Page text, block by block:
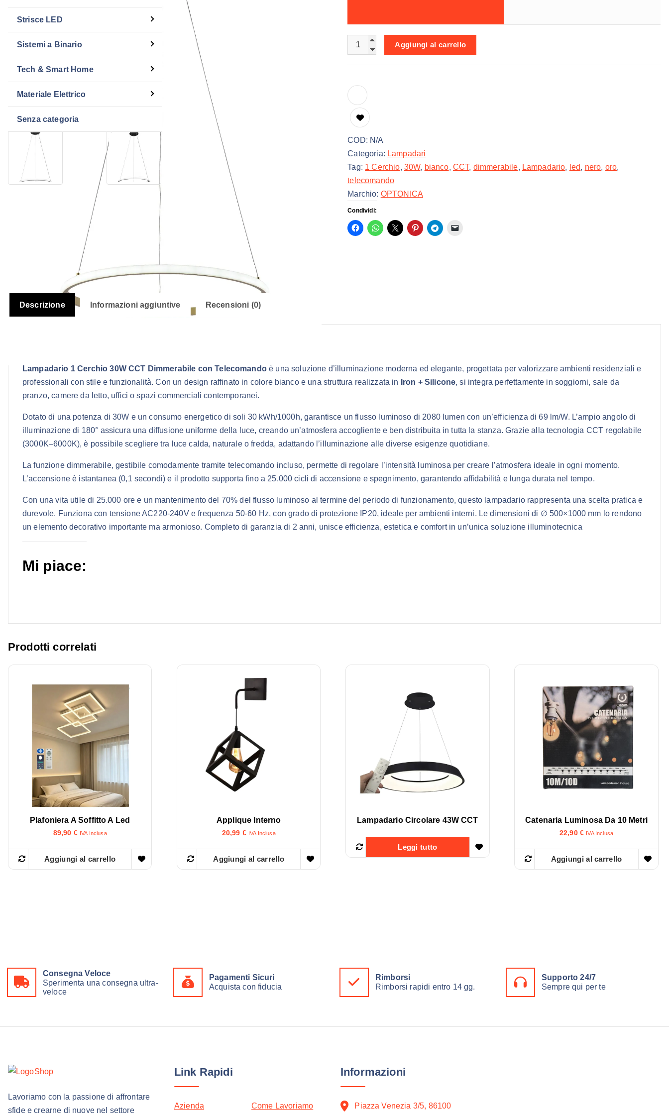
Strisce LED
Sistemi a Binario
Tech & Smart Home
Materiale Elettrico
Senza categoria
p
r
a
3
,
0
Lampadario 1 Cerchio 30W CCT quantità
Aggiungi al carrello
COD: N/A
Categoria: Lampadari
Tag: 1 Cerchio, 30W, bianco, CCT, dimmerabile, Lampadario, led, nero, oro,
telecomando
Marchio: OPTONICA
Condividi:
Descrizione Informazioni aggiuntive Recensioni (0)
Lampadario 1 Cerchio 30W CCT Dimmerabile con Telecomandoè una soluzione d’illuminazione moderna ed elegante, progettata per valorizzare ambienti residenziali e
professionali con stile e funzionalità. Con un design raffinato in colore bianco e una struttura realizzata in
Iron + Silicone, si integra perfettamente in soggiorni, sale da
pranzo, camere da letto, uffici o spazi commerciali contemporanei.
Dotato di una potenza di 30W e un consumo energetico di soli 30 kWh/1000h, garantisce un flusso luminoso di 2080 lumen con un’efficienza di 69 lm/W. L’ampio angolo di
illuminazione di 180° assicura una diffusione uniforme della luce, creando un’atmosfera accogliente e ben distribuita in tutta la stanza. Grazie alla tecnologia CCT regolabile
(3000K–6000K), è possibile scegliere tra luce calda, naturale o fredda, adattando l’illuminazione alle diverse esigenze quotidiane.
La funzione dimmerabile, gestibile comodamente tramite telecomando incluso, permette di regolare l’intensità luminosa per creare l’atmosfera ideale in ogni momento.
L’accensione è istantanea (0,1 secondi) e il prodotto supporta fino a 25.000 cicli di accensione e spegnimento, garantendo affidabilità e lunga durata nel tempo.
Con una vita utile di 25.000 ore e un mantenimento del 70% del flusso luminoso al termine del periodo di funzionamento, questo lampadario rappresenta una scelta pratica e
durevole. Funziona con tensione AC220-240V e frequenza 50-60 Hz, con grado di protezione IP20, ideale per ambienti interni. Le dimensioni di ∅ 500×1000 mm lo rendono
un elemento decorativo importante ma armonioso. Completo di garanzia di 2 anni, unisce efficienza, estetica e comfort in un’unica soluzione illuminotecnica
Mi piace:
Prodotti correlati
Plafoniera A Soffitto A Led
89,90 € IVA Inclusa
Aggiungi al carrello
Applique Interno
20,99 € IVA Inclusa
Aggiungi al carrello
Lampadario Circolare 43W CCT
Leggi tutto
Catenaria Luminosa Da 10 Metri
22,90 € IVA Inclusa
Aggiungi al carrello
Consegna Veloce
Sperimenta una consegna ultra-
veloce
Pagamenti Sicuri
Acquista con fiducia
Rimborsi
Rimborsi rapidi entro 14 gg.
Supporto 24/7
Sempre qui per te
Lavoriamo con la passione di affrontare
sfide e crearne di nuove nel settore
Link Rapidi
Azienda
Come Lavoriamo
Informazioni
Piazza Venezia 3/5, 86100